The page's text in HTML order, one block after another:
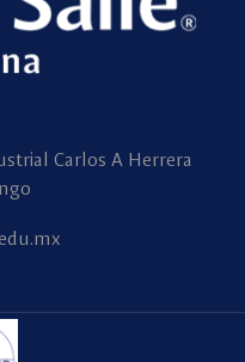
Carlos A Herrera